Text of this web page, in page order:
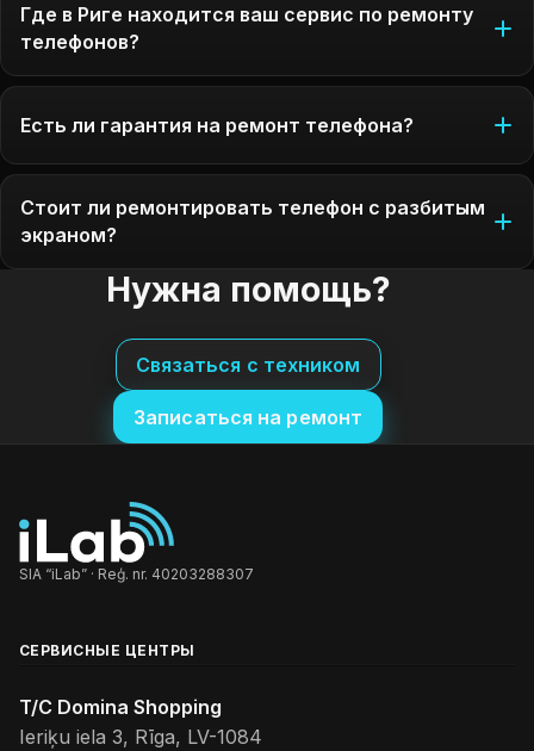
Где в Риге находится ваш сервис по ремонту
телефонов?
Есть ли гарантия на ремонт телефона?
Стоит ли ремонтировать телефон с разбитым
экраном?
Нужна помощь?
Связаться с техником
Записаться на ремонт
SIA “iLab” · Reģ. nr. 40203288307
СЕРВИСНЫЕ ЦЕНТРЫ
T/C Domina Shopping
Ieriķu iela 3, Rīga, LV-1084